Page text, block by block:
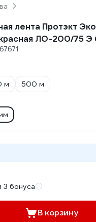
лента Протэкт
ЛО-200/75 Э
м
500 м
3 бонуса
В корзину